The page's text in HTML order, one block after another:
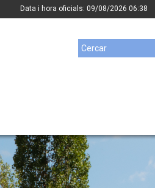
Data i hora oficials: 09/08/2026 06:38